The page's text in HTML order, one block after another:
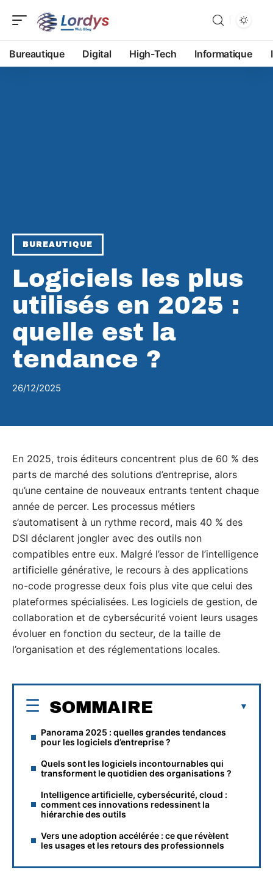
Bureautique Digital High-Tech Informatique
BUREAUTIQUE
Logiciels les plus
utilisés en 2025 :
quelle est la
tendance ?
26/12/2025
En 2025, trois éditeurs concentrent plus de 60 % des
parts de marché des solutions d’entreprise, alors
qu’une centaine de nouveaux entrants tentent chaque
année de percer. Les processus métiers
s’automatisent à un rythme record, mais 40 % des
DSI déclarent jongler avec des outils non
compatibles entre eux. Malgré l’essor de l’intelligence
artificielle générative, le recours à des applications
no-code progresse deux fois plus vite que celui des
plateformes spécialisées. Les logiciels de gestion, de
collaboration et de cybersécurité voient leurs usages
évoluer en fonction du secteur, de la taille de
l’organisation et des réglementations locales.
SOMMAIRE
Panorama 2025 : quelles grandes tendances
pour les logiciels d’entreprise ?
Quels sont les logiciels incontournables qui
transforment le quotidien des organisations ?
Intelligence artificielle, cybersécurité, cloud :
comment ces innovations redessinent la
hiérarchie des outils
Vers une adoption accélérée : ce que révèlent
les usages et les retours des professionnels